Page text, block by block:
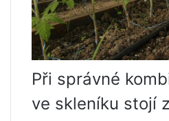
Při správné
ve skleníku stojí